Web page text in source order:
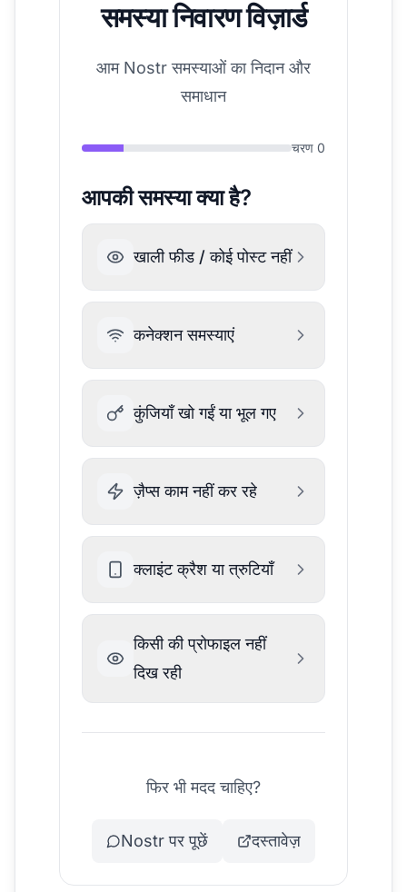
समस्या निवारण विज़ार्ड
आम Nostr समस्याओं का निदान और
समाधान
चरण 0
आपकी समस्या क्या है?
खाली फीड / कोई पोस्ट नहीं
कनेक्शन समस्याएं
कुंजियाँ खो गईं या भूल गए
ज़ैप्स काम नहीं कर रहे
क्लाइंट क्रैश या त्रुटियाँ
किसी की प्रोफाइल नहीं
दिख रही
फिर भी मदद चाहिए?
Nostr पर पूछें दस्तावेज़